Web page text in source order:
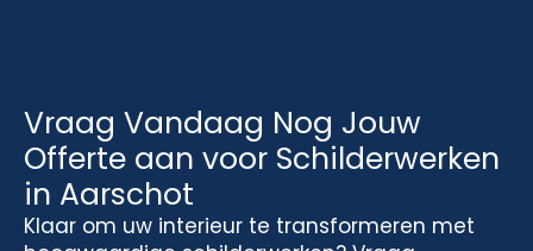
Vraag Vandaag Nog Jouw
Offerte aan voor Schilderwerken
in Aarschot
Klaar om uw interieur te transformeren met